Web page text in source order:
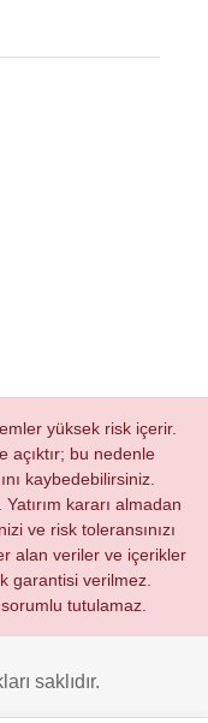
yüksek risk içerir.
açıktır; bu nedenle
kaybedebilirsiniz.
kararı almadan
ve risk toleransınızı
alan veriler ve içerikler
garantisi verilmez.
tutulamaz.
saklıdır.